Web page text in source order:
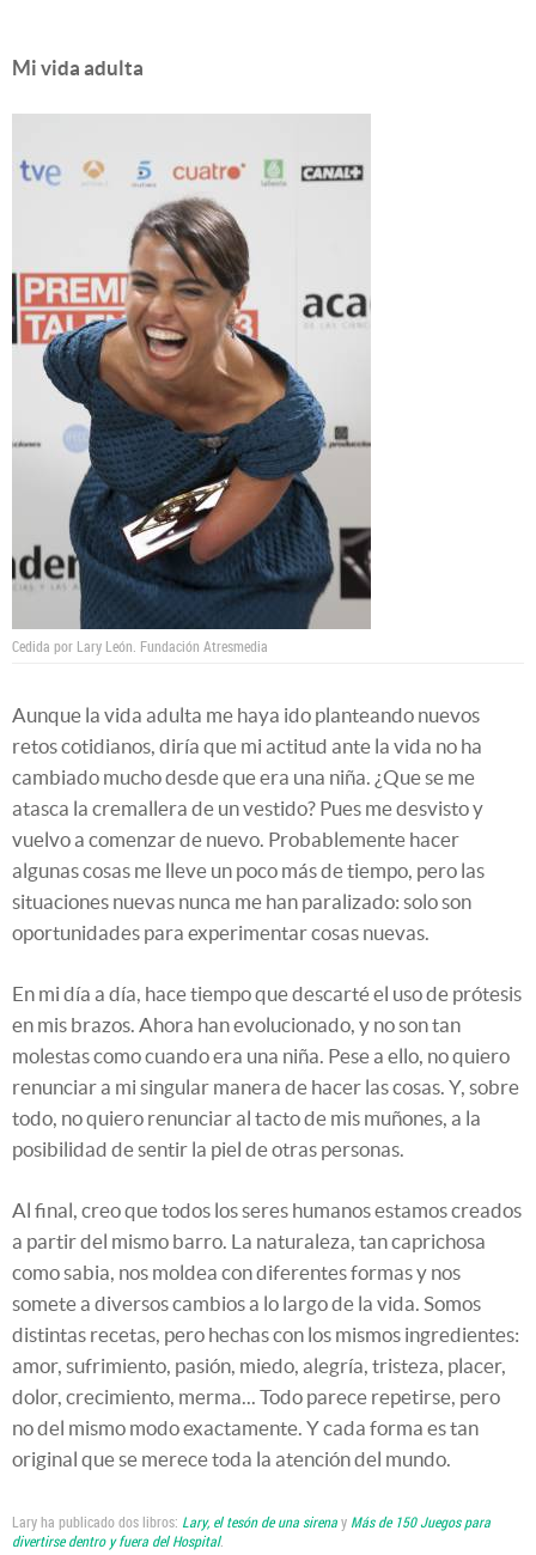
Mi vida adulta
Cedida por Lary León. Fundación Atresmedia
Aunque la vida adulta me haya ido planteando nuevos
retos cotidianos, diría que mi actitud ante la vida no ha
cambiado mucho desde que era una niña. ¿Que se me
atasca la cremallera de un vestido? Pues me desvisto y
vuelvo a comenzar de nuevo. Probablemente hacer
algunas cosas me lleve un poco más de tiempo, pero las
situaciones nuevas nunca me han paralizado: solo son
oportunidades para experimentar cosas nuevas.
En mi día a día, hace tiempo que descarté el uso de prótesis
en mis brazos. Ahora han evolucionado, y no son tan
molestas como cuando era una niña. Pese a ello, no quiero
renunciar a mi singular manera de hacer las cosas. Y, sobre
todo, no quiero renunciar al tacto de mis muñones, a la
posibilidad de sentir la piel de otras personas.
Al final, creo que todos los seres humanos estamos creados
a partir del mismo barro. La naturaleza, tan caprichosa
como sabia, nos moldea con diferentes formas y nos
somete a diversos cambios a lo largo de la vida. Somos
distintas recetas, pero hechas con los mismos ingredientes:
amor, sufrimiento, pasión, miedo, alegría, tristeza, placer,
dolor, crecimiento, merma... Todo parece repetirse, pero
no del mismo modo exactamente. Y cada forma es tan
original que se merece toda la atención del mundo.
Lary ha publicado dos libros: Lary, el tesón de una sirenay Más de 150 Juegos para
divertirse dentro y fuera del Hospital.